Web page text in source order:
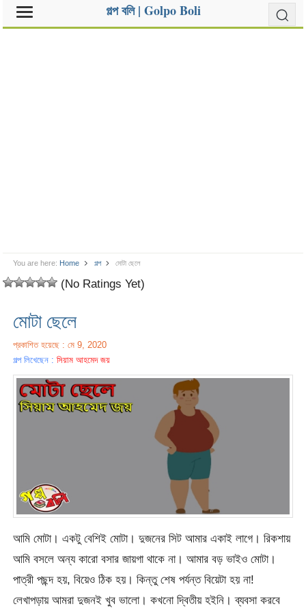
গল্প বলি | Golpo Boli
You are here: Home গল্প মোটা ছেলে
(No Ratings Yet)
মোটা ছেলে
প্রকাশিত হয়েছে : মে 9, 2020
গল্প লিখেছেন :সিয়াম আহমেদ জয়
আমি মোটা। একটু বেশিই মোটা। দুজনের সিট আমার একাই লাগে। রিকশায়
আমি বসলে অন্য কারো বসার জায়গা থাকে না। আমার বড় ভাইও মোটা।
পাত্রী পছন্দ হয়, বিয়েও ঠিক হয়। কিন্তু শেষ পর্যন্ত বিয়েটা হয় না!
লেখাপড়ায় আমরা দুজনই খুব ভালো। কখনো দ্বিতীয় হইনি। ব্যবসা করবে